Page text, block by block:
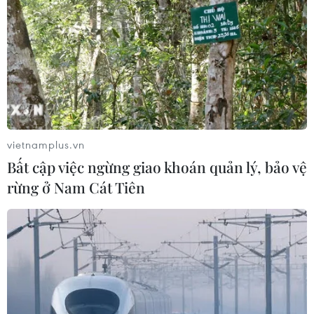
vietnamplus.vn
Bất cập việc ngừng giao khoán quản lý, bảo vệ
rừng ở Nam Cát Tiên